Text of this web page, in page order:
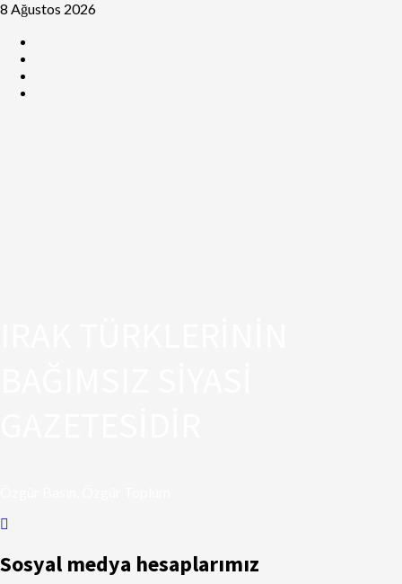
8 Ağustos 2026
Sosyal medya hesaplarımız